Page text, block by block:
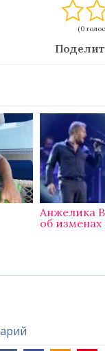
(0
Анжелика
об изменах